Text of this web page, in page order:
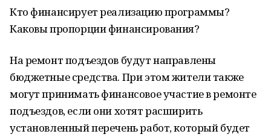
Кто финансирует реализацию программы?
Каковы пропорции финансирования?
На ремонт подъездов будут направлены
бюджетные средства. При этом жители также
могут принимать финансовое участие в ремонте
подъездов, если они хотят расширить
установленный перечень работ, который будет